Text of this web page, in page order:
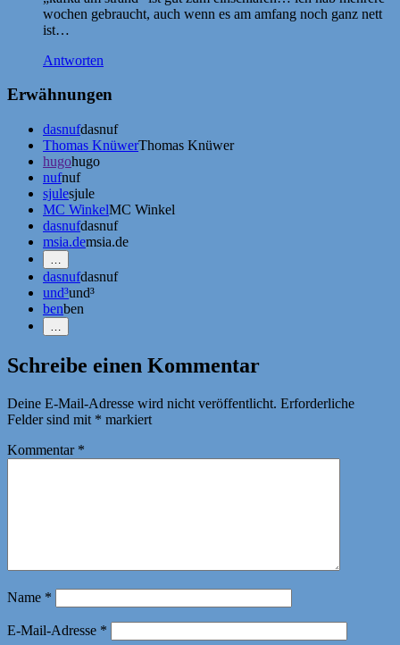
wochen gebraucht, auch wenn es am amfang noch ganz nett
ist…
Antworten
Erwähnungen
dasnufdasnuf
Thomas KnüwerThomas Knüwer
hugohugo
nufnuf
sjulesjule
MC WinkelMC Winkel
dasnufdasnuf
msia.demsia.de
…
Erwähnungen
zeigen
dasnufdasnuf
und³und³
benben
…
Erwähnungen
Schreibe einen Kommentar
Deine E-Mail-Adresse wird nicht veröffentlicht. Erforderliche
Felder sind mit * markiert
Kommentar *
Name *
E-Mail-Adresse *